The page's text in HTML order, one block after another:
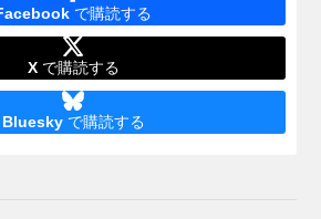
で購読する
Xで購読する
Blueskyで購読する